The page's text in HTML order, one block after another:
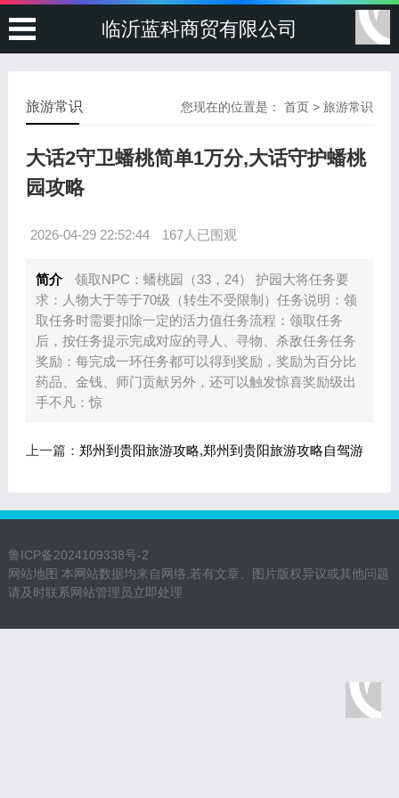
临沂蓝科商贸有限公司
您现在的位置是：首页 >旅游常识
旅游常识
大话2守卫蟠桃简单1万分,大话守护蟠桃
园攻略
2026-04-29 22:52:44 167人已围观
简介
领取NPC：蟠桃园（33，24） 护园大将任务要
求：人物大于等于70级（转生不受限制）任务说明：领
取任务时需要扣除一定的活力值任务流程：领取任务
后，按任务提示完成对应的寻人、寻物、杀敌任务任务
奖励：每完成一环任务都可以得到奖励，奖励为百分比
药品、金钱、师门贡献另外，还可以触发惊喜奖励级出
手不凡：惊
上一篇： 郑州到贵阳旅游攻略,郑州到贵阳旅游攻略自驾游
鲁ICP备2024109338号-2
网站地图 本网站数据均来自网络,若有文章、图片版权异议或其他问题
请及时联系网站管理员立即处理